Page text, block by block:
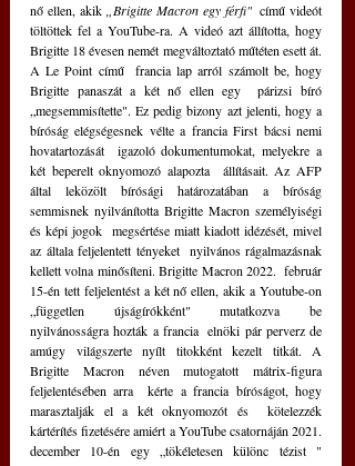
nő ellen, akik
„Brigitte Macron egy férfi"
  című videót
töltöttek fel a YouTube-ra. A videó azt állította, hogy
Brigitte 18 évesen nemét megváltoztató műtéten esett át.
A Le Point című  francia lap arról számolt be, hogy
Brigitte panaszát a két nő ellen egy  párizsi bíró
„megsemmisítette". Ez pedig bizony azt jelenti, hogy a
bíróság elégségesnek vélte a francia First bácsi nemi
hovatartozását  igazoló dokumentumokat, melyekre a
két beperelt oknyomozó alapozta  állításait. Az AFP
által leközölt bírósági határozatában a bíróság
semmisnek nyilvánította Brigitte Macron személyiségi
és képi jogok  megsértése miatt kiadott idézését, mivel
az általa feljelentett tényeket  nyilvános rágalmazásnak
kellett volna minősíteni. Brigitte Macron 2022.  február
15-én tett feljelentést a két nő ellen, akik a Youtube-on
„független újságírókként" mutatkozva be
nyilvánosságra hozták a francia  elnöki pár perverz de
amúgy világszerte nyílt titokként kezelt titkát. A
Brigitte Macron néven mutogatott mátrix-figura
feljelentésében arra  kérte a francia bíróságot, hogy
marasztalják el a két oknyomozót és  kötelezzék
kártérítés fizetésére amiért a YouTube csatornáján 2021.
december 10-én egy „tökéletesen különc tézist "